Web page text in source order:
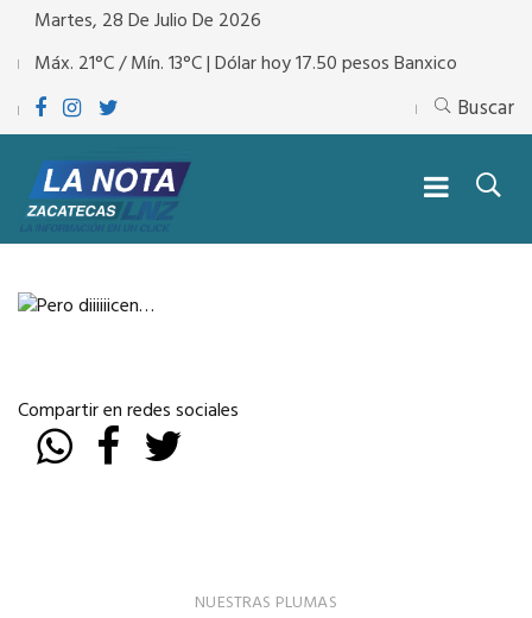
Martes, 28 De Julio De 2026
Máx. 21°C / Mín. 13°C | Dólar hoy 17.50 pesos Banxico
Buscar
Compartir en redes sociales
NUESTRAS PLUMAS